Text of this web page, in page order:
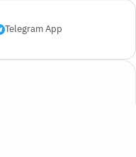
Telegram App